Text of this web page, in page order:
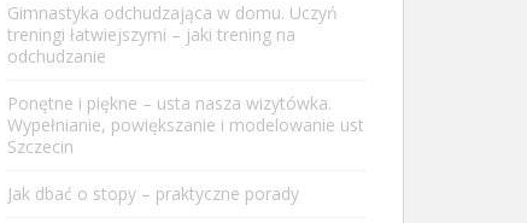
Gimnastyka odchudzająca w domu. Uczyń
treningi łatwiejszymi – jaki trening na
odchudzanie
Ponętne i piękne – usta nasza wizytówka.
Wypełnianie, powiększanie i modelowanie ust
Szczecin
Jak dbać o stopy – praktyczne porady